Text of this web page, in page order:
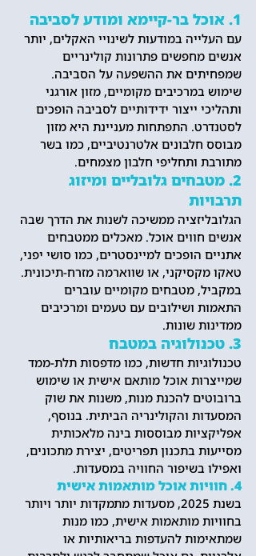
1. אוכל בר-קיימא ומודע לסביבה
עם העלייה במודעות לשינויי האקלים, יותר
אנשים מחפשים פתרונות קולינריים
שמפחיתים את ההשפעה על הסביבה.
שימוש במרכיבים מקומיים, מזון אורגני
ותהליכי ייצור ידידותיים לסביבה הופכים
לסטנדרט. התפתחות מעניינת היא מזון
מבוסס חלבונים אלטרנטיביים, כמו בשר
מתורבת ותחליפי חלבון מצמחים.
2. מטבחים גלובליים ומיזוג
תרבויות
הגלובליזציה ממשיכה לשנות את הדרך שבה
אנשים חווים אוכל. מאכלים ממטבחים
אתניים הופכים למיינסטרים, כמו סושי יפני,
טאקו מקסיקני, או שווארמה מזרח-תיכונית.
במקביל, מטבחים מקומיים עוברים
התאמות ושילובים עם טעמים ומרכיבים
ממדינות שונות.
3. טכנולוגיה במטבח
טכנולוגיות חדשות, כמו מדפסות תלת-ממד
שמייצרות אוכל מותאם אישית או שימוש
ברובוטים להכנת מנות, משנות את שוק
המסעדות והקולינריה הביתית. בנוסף,
אפליקציות מבוססות בינה מלאכותית
מסייעות בתכנון תפריטים, יצירת מתכונים,
ואפילו בשיפור החוויה במסעדות.
4. חוויות אוכל מותאמות אישית
בשנת 2025, מסעדות מתמקדות יותר ויותר
בחוויות מותאמות אישית, כמו מנות
שמתאימות להעדפות בריאותיות או